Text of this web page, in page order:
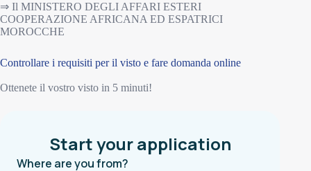
⇒ Il MINISTERO DEGLI AFFARI ESTERI
COOPERAZIONE AFRICANA ED ESPATRICI
MOROCCHE
Controllare i requisiti per il visto e fare domanda online
Ottenete il vostro visto in 5 minuti!